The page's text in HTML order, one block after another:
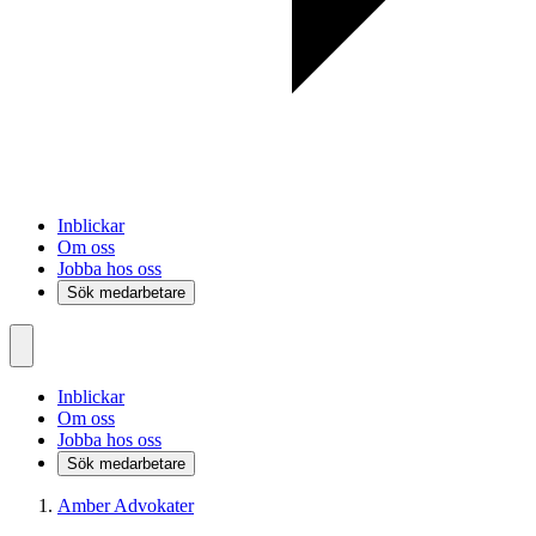
Inblickar
Om oss
Jobba hos oss
Sök medarbetare
Inblickar
Om oss
Jobba hos oss
Sök medarbetare
Amber Advokater